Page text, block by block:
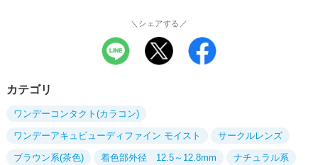
＼シェアする／
カテゴリ
ワンデーコンタクト(カラコン)
ワンデーアキュビューディファイン モイスト サークルレンズ
ブラウン系(茶色) 着色部外径 12.5～12.8mm ナチュラル系